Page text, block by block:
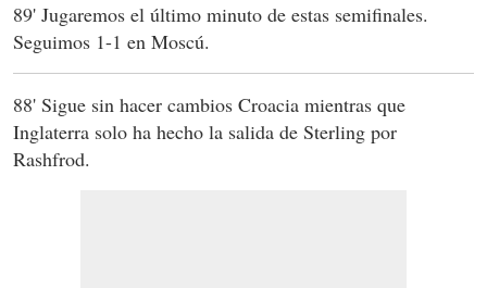
89' Jugaremos el último minuto de estas semifinales.
Seguimos 1-1 en Moscú.
88' Sigue sin hacer cambios Croacia mientras que
Inglaterra solo ha hecho la salida de Sterling por
Rashfrod.